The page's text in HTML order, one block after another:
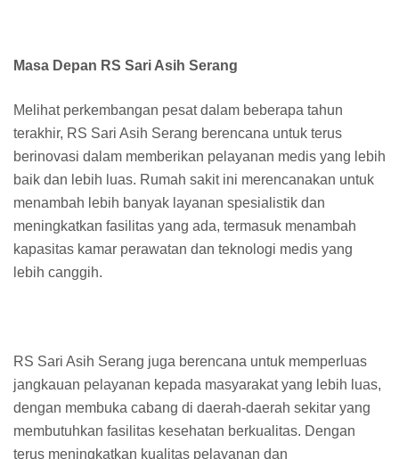
Masa Depan RS Sari Asih Serang
Melihat perkembangan pesat dalam beberapa tahun
terakhir, RS Sari Asih Serang berencana untuk terus
berinovasi dalam memberikan pelayanan medis yang lebih
baik dan lebih luas. Rumah sakit ini merencanakan untuk
menambah lebih banyak layanan spesialistik dan
meningkatkan fasilitas yang ada, termasuk menambah
kapasitas kamar perawatan dan teknologi medis yang
lebih canggih.
RS Sari Asih Serang juga berencana untuk memperluas
jangkauan pelayanan kepada masyarakat yang lebih luas,
dengan membuka cabang di daerah-daerah sekitar yang
membutuhkan fasilitas kesehatan berkualitas. Dengan
terus meningkatkan kualitas pelayanan dan